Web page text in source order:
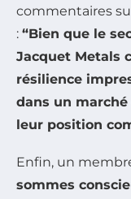
commentaires
: “Bien que le
Jacquet Metals
résilience
dans un
leur position
Enfin, un
sommes